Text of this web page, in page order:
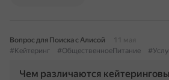
Вопрос для Поиска с Алисой
11 мая
#Кейтеринг
#ОбщественноеПитание
Чем различаются